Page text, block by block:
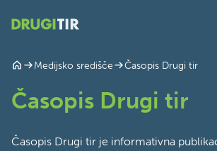
Medijsko središče Časopis Drugi tir
Časopis Drugi tir
Časopis Drugi tir je informativna